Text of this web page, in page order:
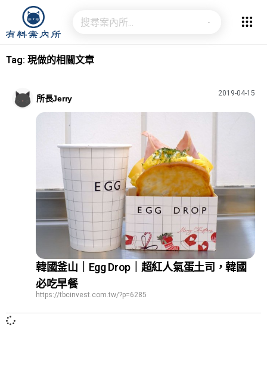
Tag: 現做的相關文章
所長Jerry
2019-04-15
韓國釜山｜Egg Drop｜超紅人氣蛋土司，韓國
必吃早餐
https://tbcinvest.com.tw/?p=6285